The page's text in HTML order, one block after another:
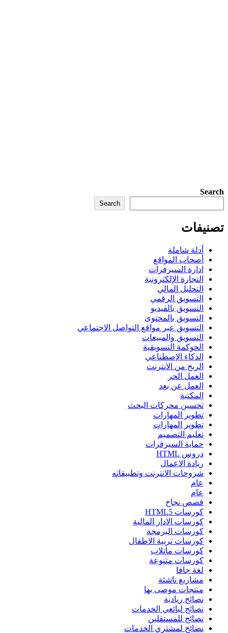
Search
Search
تصنيفات
أدلة شاملة
أصحاب المواقع
ادارة السيرفرات
التجارة الإلكترونية
التحليل المالي
التسويق الرقمي
التسويق بالفيديو
التسويق بالمحتوى
التسويق عبر مواقع التواصل الاجتماعي
التسويق والمبيعات
الحوكمة التسويقية
الذكاء الإصطناعي
الربح من الانترنت
العمل الحر
العمل عن بعد
المكتبة
تحسين محركات البحث
تطوير المهارات
تطوير المهارات
تعليم التصميم
حماية السيرفرات
دروس HTML
ريادة الاعمال
شروحات الانترنت وتطبيقاته
عام
عام
قصص نجاح
كورسات HTML5
كورسات الادار المالية
كورسات البرمجة
كورسات تربية الاطفال
كورسات ماتلاب
كورسات متنوعة
لغة جافا
مشاريع ناشئة
منتجات موصى بها
نصائح ريادية
نصائح لبائعي الخدمات
نصائح للمستقلين
نصائح لمشتري الخدمات